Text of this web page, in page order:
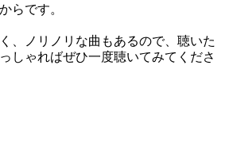
らです。
、ノリノリな曲もあるので、聴いた
しゃればぜひ一度聴いてみてくださ